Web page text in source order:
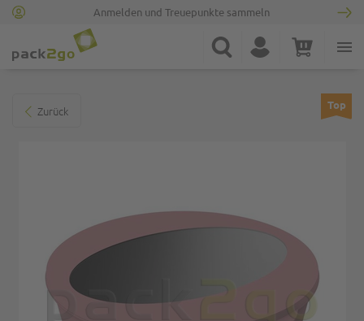
Anmelden und Treuepunkte sammeln
Suche Konto Warenkorb
Zurück Top